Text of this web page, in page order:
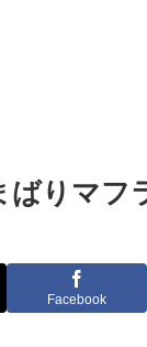
ばりマ
Facebook